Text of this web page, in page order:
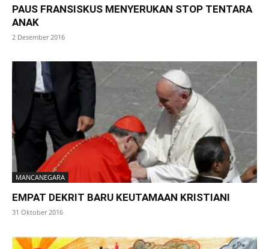
PAUS FRANSISKUS MENYERUKAN STOP TENTARA
ANAK
2 Desember 2016
MANCANEGARA
EMPAT DEKRIT BARU KEUTAMAAN KRISTIANI
31 Oktober 2016